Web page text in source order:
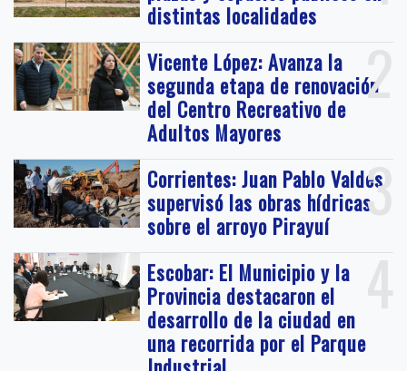
distintas localidades
2
Vicente López: Avanza la
segunda etapa de renovación
del Centro Recreativo de
Adultos Mayores
3
Corrientes: Juan Pablo Valdés
supervisó las obras hídricas
sobre el arroyo Pirayuí
4
Escobar: El Municipio y la
Provincia destacaron el
desarrollo de la ciudad en
una recorrida por el Parque